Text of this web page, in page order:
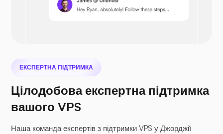
Сіфіл
ЕКСПЕРТНА ПІДТРИМКА
Цілодобова експертна підтримка
вашого VPS
Наша команда експертів з підтримки VPS у Джорджії